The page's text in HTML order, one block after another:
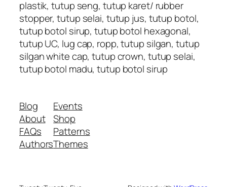
plastik, tutup seng, tutup karet/ rubber
stopper, tutup selai, tutup jus, tutup botol,
tutup botol sirup, tutup botol hexagonal,
tutup UC, lug cap, ropp, tutup silgan, tutup
silgan white cap, tutup crown, tutup selai,
tutup botol madu, tutup botol sirup
Blog
About
FAQs
Authors
Events
Shop
Patterns
Themes